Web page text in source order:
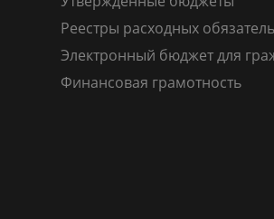
Реестры расходных
Электронный бюджет для
Финансовая грамотность